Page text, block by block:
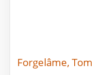
Forgelâme,